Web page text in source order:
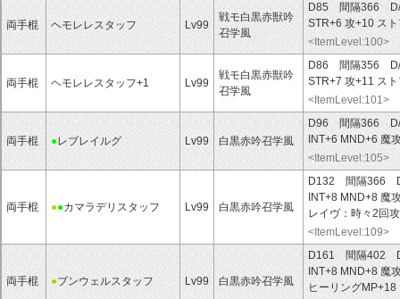
両手棍 ヘモレレスタッフ Lv99
戦モ白黒赤獣吟
召学風
D85 間隔366
STR+6 攻+10 ス
<ItemLevel:100>
両手棍 ヘモレレスタッフ+1 Lv99
戦モ白黒赤獣吟
召学風
D86 間隔356
STR+7 攻+11 ス
<ItemLevel:101>
両手棍 ●レブレイルグ Lv99 白黒赤吟召学風
D96 間隔366
INT+6 MND+6 魔
<ItemLevel:105>
両手棍 ●●カマラデリスタッフ Lv99 白黒赤吟召学風
D132 間隔366
INT+8 MND+8 魔
レイヴ： 時々2回
<ItemLevel:109>
両手棍 ●ブンウェルスタッフ Lv99 白黒赤吟召学風
D161 間隔402
INT+8 MND+8 魔
ヒーリングMP+18